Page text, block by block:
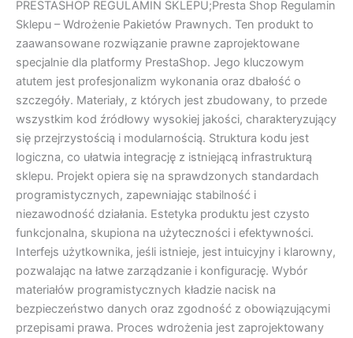
PRESTASHOP REGULAMIN SKLEPU;Presta Shop Regulamin
Sklepu – Wdrożenie Pakietów Prawnych. Ten produkt to
zaawansowane rozwiązanie prawne zaprojektowane
specjalnie dla platformy PrestaShop. Jego kluczowym
atutem jest profesjonalizm wykonania oraz dbałość o
szczegóły. Materiały, z których jest zbudowany, to przede
wszystkim kod źródłowy wysokiej jakości, charakteryzujący
się przejrzystością i modularnością. Struktura kodu jest
logiczna, co ułatwia integrację z istniejącą infrastrukturą
sklepu. Projekt opiera się na sprawdzonych standardach
programistycznych, zapewniając stabilność i
niezawodność działania. Estetyka produktu jest czysto
funkcjonalna, skupiona na użyteczności i efektywności.
Interfejs użytkownika, jeśli istnieje, jest intuicyjny i klarowny,
pozwalając na łatwe zarządzanie i konfigurację. Wybór
materiałów programistycznych kładzie nacisk na
bezpieczeństwo danych oraz zgodność z obowiązującymi
przepisami prawa. Proces wdrożenia jest zaprojektowany